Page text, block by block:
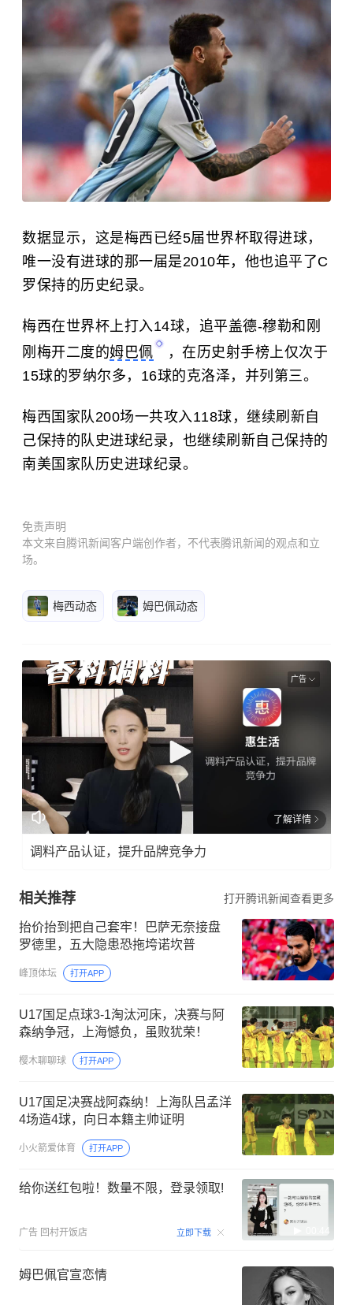
数据显示，这是梅西已经5届世界杯取得进球，
唯一没有进球的那一届是2010年，他也追平了C
罗保持的历史纪录。
梅西在世界杯上打入14球，追平盖德-穆勒和刚
刚梅开二度的姆巴佩
，在历史射手榜上仅次于
15球的罗纳尔多，16球的克洛泽，并列第三。
梅西国家队200场一共攻入118球，继续刷新自
己保持的队史进球纪录，也继续刷新自己保持的
南美国家队历史进球纪录。
免责声明
本文来自腾讯新闻客户端创作者，不代表腾讯新闻的观点和立
场。
梅西动态 姆巴佩动态
广告
了解详情
调料产品认证，提升品牌竞争力
相关推荐 打开腾讯新闻查看更多
抬价抬到把自己套牢！巴萨无奈接盘
罗德里，五大隐患恐拖垮诺坎普
峰顶体坛 打开APP
U17国足点球3-1淘汰河床，决赛与阿
森纳争冠，上海憾负，虽败犹荣！
樱木聊聊球 打开APP
U17国足决赛战阿森纳！上海队吕孟洋
4场造4球，向日本籍主帅证明
小火箭爱体育 打开APP
给你送红包啦！数量不限，登录领取!
广告 回村开饭店 立即下载 00:44
姆巴佩官宣恋情